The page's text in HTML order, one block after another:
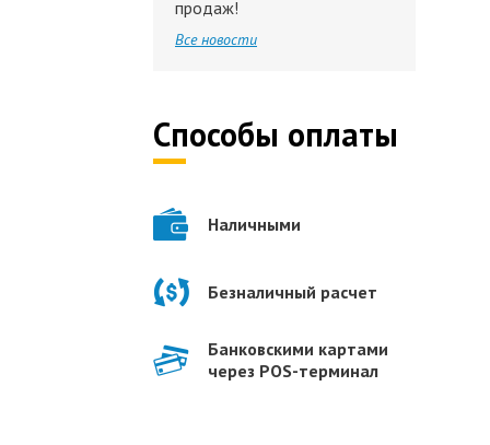
продаж!
Все новости
Способы оплаты
Наличными
Безналичный расчет
Банковскими картами
через POS-терминал